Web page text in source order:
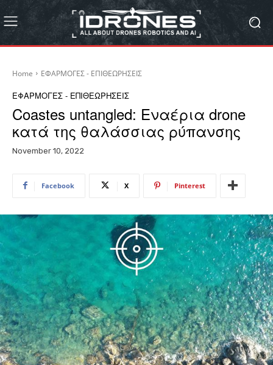
Home ΕΦΑΡΜΟΓΕΣ - ΕΠΙΘΕΩΡΗΣΕΙΣ
ΕΦΑΡΜΟΓΕΣ - ΕΠΙΘΕΩΡΗΣΕΙΣ
Coastes untangled: Εναέρια drone
κατά της θαλάσσιας ρύπανσης
November 10, 2022
Facebook X Pinterest